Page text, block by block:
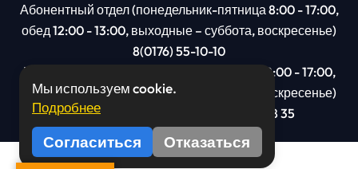
Абонентный отдел (понедельник-пятница 8:00 - 17:00,
обед 12:00 - 13:00, выходные – суббота, воскресенье)
8(0176) 55-10-10
Рекламный отдел (понедельник-пятница 8:00 - 17:00,
обед 12:00 - 13:00, выходные – суббота, воскресенье)
8(0176): 54 95 80, МТС +375 29 201 78 35
Мы используем cookie.
Подробнее
Согласиться Отказаться